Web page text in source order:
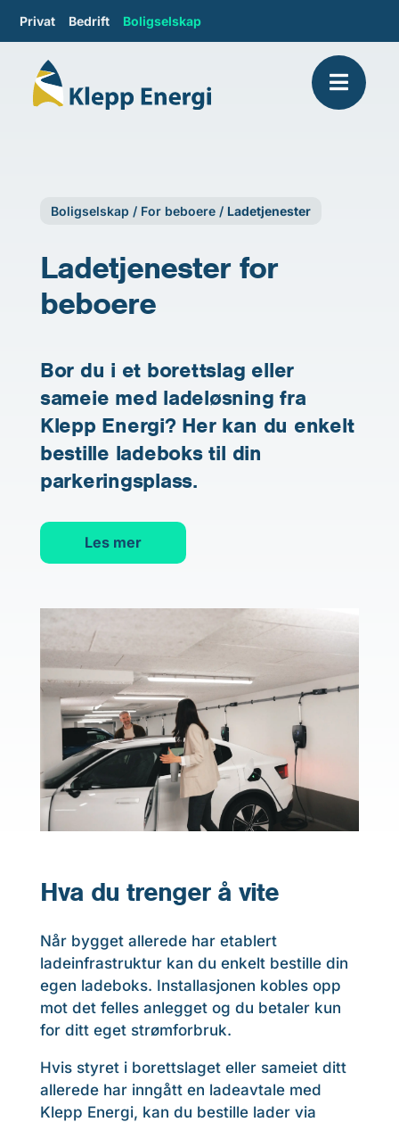
Privat Bedrift Boligselskap
Boligselskap / For beboere/ Ladetjenester
Ladetjenester for
beboere
Bor du i et borettslag eller
sameie med ladeløsning fra
Klepp Energi? Her kan du enkelt
bestille ladeboks til din
parkeringsplass.
Les mer
Hva du trenger å vite
Når bygget allerede har etablert
ladeinfrastruktur kan du enkelt bestille din
egen ladeboks. Installasjonen kobles opp
mot det felles anlegget og du betaler kun
for ditt eget strømforbruk.
Hvis styret i borettslaget eller sameiet ditt
allerede har inngått en ladeavtale med
Klepp Energi, kan du bestille lader via